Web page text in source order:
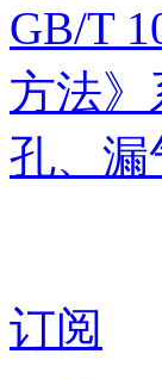
GB/T
方法》
孔、漏
订阅